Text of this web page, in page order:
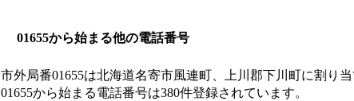
01655から始まる他の電話番号
市外局番01655は北海道名寄市風連町、上川郡下川町に割り
01655から始まる電話番号は380件登録されています。